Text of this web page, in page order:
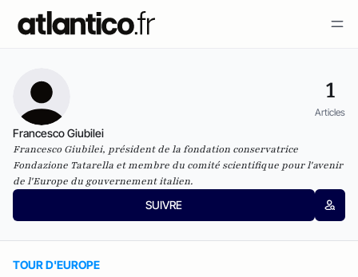
1
Articles
Francesco Giubilei
Francesco Giubilei, président de la fondation conservatrice
Fondazione Tatarella et membre du comité scientifique pour l'avenir
de l'Europe du gouvernement italien.
SUIVRE
TOUR D'EUROPE